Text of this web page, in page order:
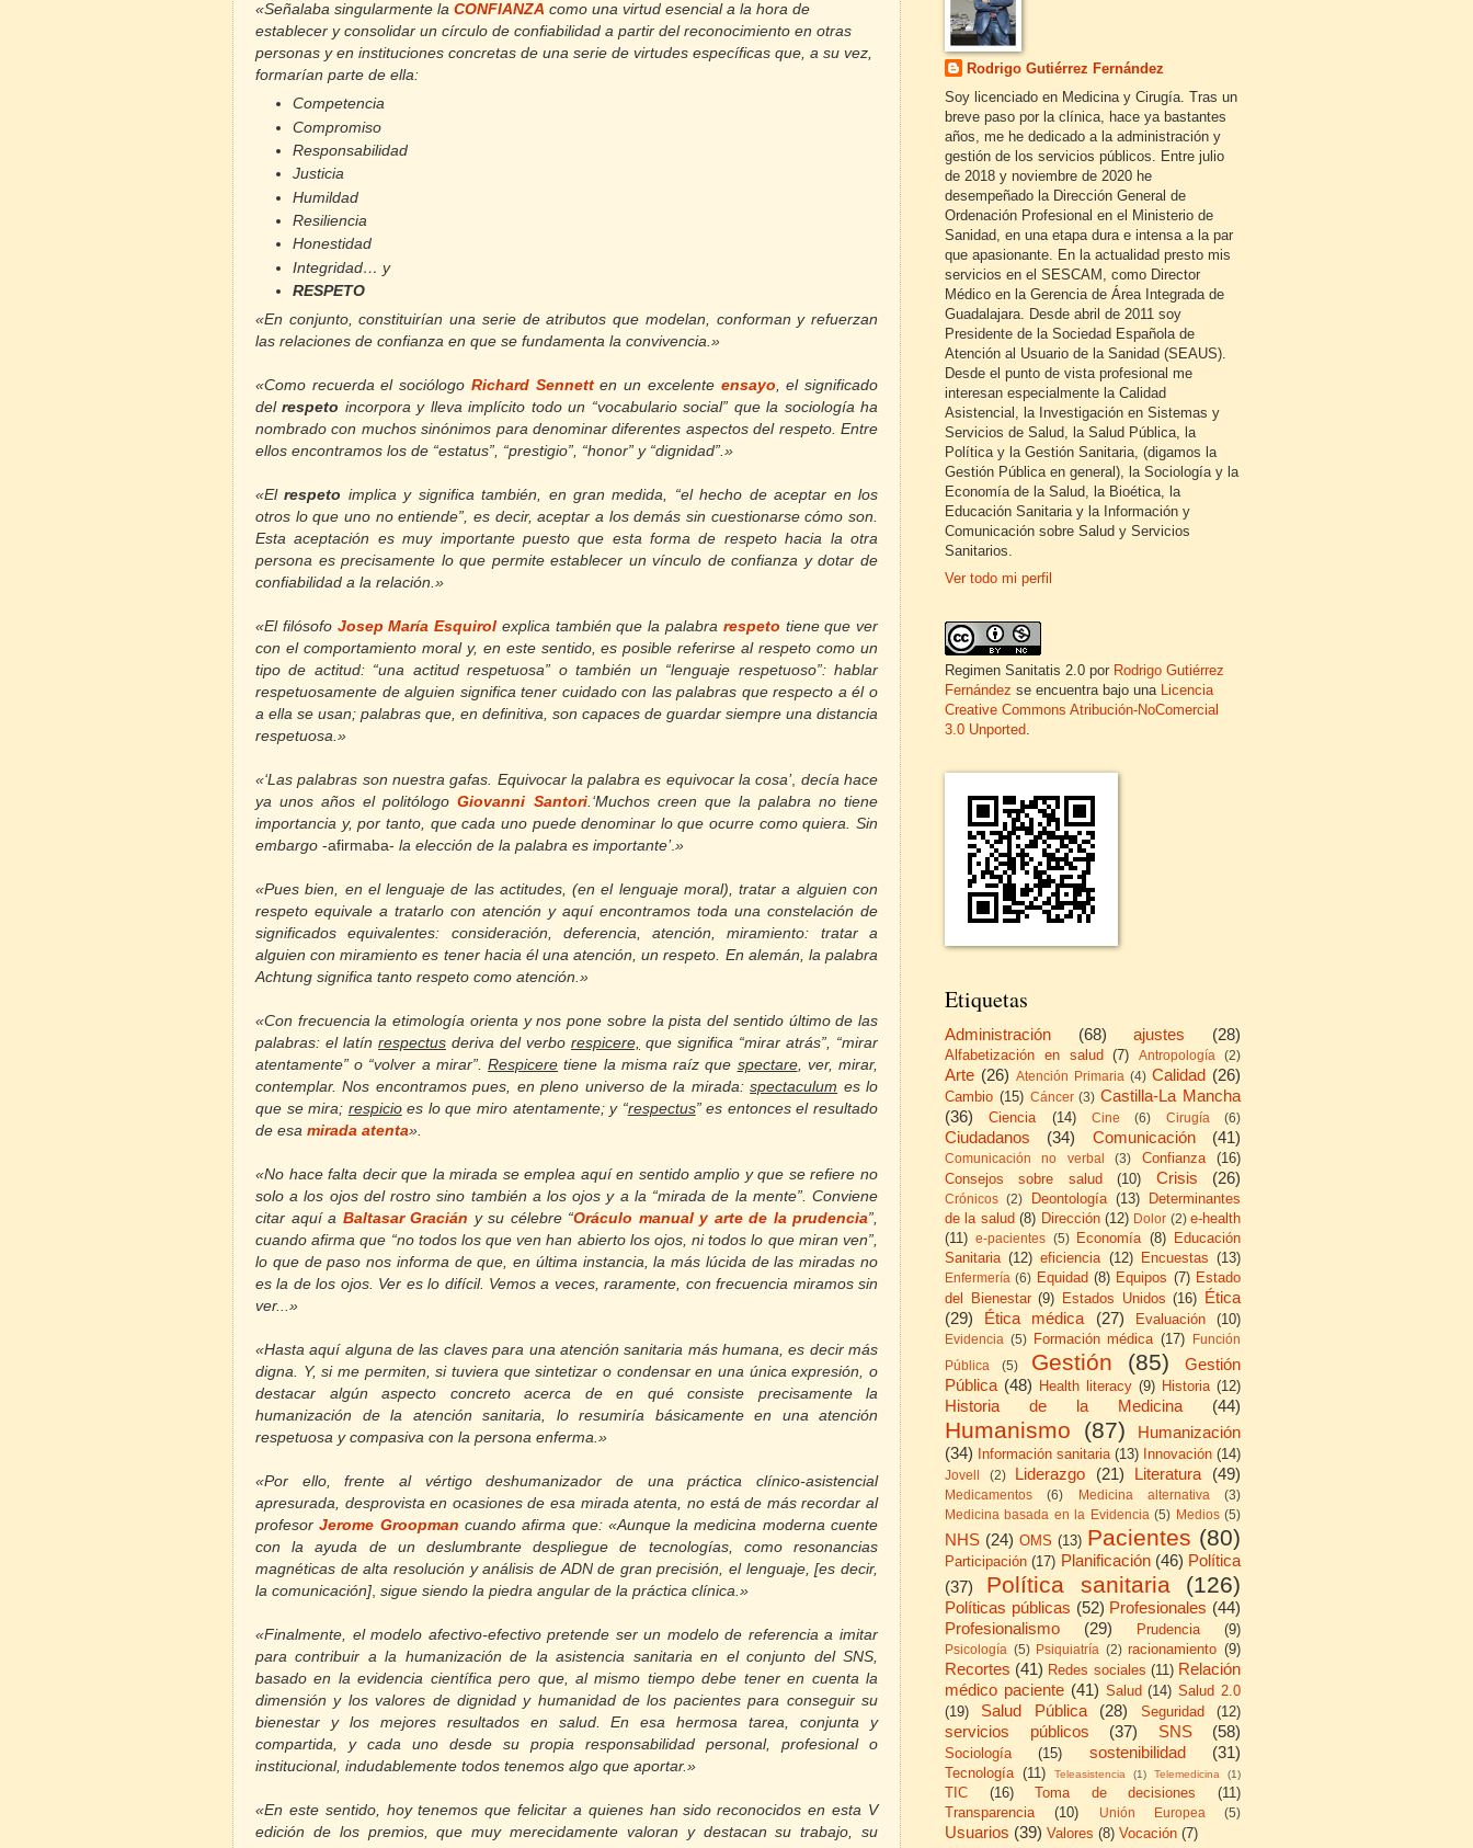
«Señalaba singularmente la CONFIANZA como una virtud esencial a la hora de
establecer y consolidar un círculo de confiabilidad a partir del reconocimiento en otras
personas y en instituciones concretas de una serie de virtudes específicas que, a su vez,
formarían parte de ella:
Competencia
Compromiso
Responsabilidad
Justicia
Humildad
Resiliencia
Honestidad
Integridad… y
RESPETO
«En conjunto, constituirían una serie de atributos que modelan, conforman y refuerzan
las relaciones de confianza en que se fundamenta la convivencia.»
«Como recuerda el sociólogo Richard Sennett en un excelente ensayo
el significado
delrespeto incorpora y lleva implícito todo un “vocabulario social” que la sociología ha
nombrado con muchos sinónimos para denominar diferentes aspectos del respeto. Entre
ellos encontramos los de “estatus”, “prestigio”, “honor” y “dignidad”.»
«Elrespeto implica y significa también, en gran medida, “el hecho de aceptar en los
otros lo que uno no entiende”, es decir, aceptar a los demás sin cuestionarse cómo son.
Esta aceptación es muy importante puesto que esta forma de respeto hacia la otra
persona es precisamente lo que permite establecer un vínculo de confianza y dotar de
confiabilidad a la relación.»
«El filósofo Josep María Esquirol explica también que la palabra respeto tiene que ver
con el comportamiento moral y, en este sentido, es posible referirse al respeto como un
tipo de actitud: “una actitud respetuosa” o también un “lenguaje respetuoso”: hablar
respetuosamente de alguien significa tener cuidado con las palabras que respecto a él o
a ella se usan; palabras que, en definitiva, son capaces de guardar siempre una distancia
respetuosa.»
«‘Las palabras son nuestra gafas. Equivocar la palabra es equivocar la cosa’, decía hace
ya unos años el politólogoGiovanni Santori. ‘Muchos creen que la palabra no tiene
importancia y, por tanto, que cada uno puede denominar lo que ocurre como quiera. Sin
embargo -afirmaba- la elección de la palabra es importante’. »
«Pues bien, en el lenguaje de las actitudes, (en el lenguaje moral), tratar a alguien con
respeto equivale a tratarlo con atención y aquí encontramos toda una constelación de
significados equivalentes: consideración, deferencia, atención, miramiento: tratar a
alguien con miramiento es tener hacia él una atención, un respeto. En alemán, la palabra
Achtung significa tanto respeto como atención.»
«Con frecuencia la etimología orienta y nos pone sobre la pista del sentido último de las
palabras: el latín respectus deriva del verbo respicere, que significa “mirar atrás”, “mirar
atentamente” o “volver a mirar”.Respicere tiene la misma raíz que spectare, ver, mirar,
contemplar. Nos encontramos pues, en pleno universo de la mirada:spectaculum es lo
que se mira; respicioes lo que miro atentamente; y “respectus” es entonces el resultado
de esa mirada atenta».
«No hace falta decir que la mirada se emplea aquí en sentido amplio y que se refiere no
solo a los ojos del rostro sino también a los ojos y a la “mirada de la mente”. Conviene
citar aquí a Baltasar Gracián y su célebre “Oráculo manual y arte de la prudencia”,
cuando afirma que “no todos los que ven han abierto los ojos, ni todos lo que miran ven”,
lo que de paso nos informa de que, en última instancia, la más lúcida de las miradas no
es la de los ojos. Ver es lo difícil. Vemos a veces, raramente, con frecuencia miramos sin
ver...»
«Hasta aquí alguna de las claves para una atención sanitaria más humana, es decir más
digna. Y, si me permiten, si tuviera que sintetizar o condensar en una única expresión, o
destacar algún aspecto concreto acerca de en qué consiste precisamente la
humanización de la atención sanitaria, lo resumiría básicamente en una atención
respetuosa y compasiva con la persona enferma.»
«Por ello, frente al vértigo deshumanizador de una práctica clínico-asistencial
apresurada, desprovista en ocasiones de esa mirada atenta, no está de más recordar al
profesorJerome Groopman cuando afirma que: «Aunque la medicina moderna cuente
con la ayuda de un deslumbrante despliegue de tecnologías, como resonancias
magnéticas de alta resolución y análisis de ADN de gran precisión, el lenguaje, [es decir,
la comunicación] sigue siendo la piedra angular de la práctica clínica.»
«Finalmente, el modelo afectivo-efectivo pretende ser un modelo de referencia a imitar
para contribuir a la humanización de la asistencia sanitaria en el conjunto del SNS,
basado en la evidencia científica pero que, al mismo tiempo debe tener en cuenta la
dimensión y los valores de dignidad y humanidad de los pacientes para conseguir su
bienestar y los mejores resultados en salud. En esa hermosa tarea, conjunta y
compartida, y cada uno desde su propia responsabilidad personal, profesional o
institucional, indudablemente todos tenemos algo que aportar.»
«En este sentido, hoy tenemos que felicitar a quienes han sido reconocidos en esta V
edición de los premios, que muy merecidamente valoran y destacan su trabajo, su
Rodrigo Gutiérrez Fernández
Soy licenciado en Medicina y Cirugía. Tras un
breve paso por la clínica, hace ya bastantes
años, me he dedicado a la administración y
gestión de los servicios públicos. Entre julio
de 2018 y noviembre de 2020 he
desempeñado la Dirección General de
Ordenación Profesional en el Ministerio de
Sanidad, en una etapa dura e intensa a la par
que apasionante. En la actualidad presto mis
servicios en el SESCAM, como Director
Médico en la Gerencia de Área Integrada de
Guadalajara. Desde abril de 2011 soy
Presidente de la Sociedad Española de
Atención al Usuario de la Sanidad (SEAUS).
Desde el punto de vista profesional me
interesan especialmente la Calidad
Asistencial, la Investigación en Sistemas y
Servicios de Salud, la Salud Pública, la
Política y la Gestión Sanitaria, (digamos la
Gestión Pública en general), la Sociología y la
Economía de la Salud, la Bioética, la
Educación Sanitaria y la Información y
Comunicación sobre Salud y Servicios
Sanitarios.
Ver todo mi perfil
Regimen Sanitatis 2.0 por Rodrigo Gutiérrez
Fernández se encuentra bajo una Licencia
Creative Commons Atribución-NoComercial
3.0 Unported
Etiquetas
Administración (68) ajustes (28)
Alfabetización en salud (7) Antropología (2)
Arte (26) Atención Primaria (4) Calidad (26)
Cambio (15) Cáncer (3) Castilla-La Mancha
(36)
Ciencia (14) Cine (6) Cirugía (6)
Ciudadanos (34) Comunicación (41)
Comunicación no verbal (3) Confianza
(16)
Consejos sobre salud
(10) Crisis (26)
Crónicos (2) Deontología (13)
Determinantes
de la salud (8) Dirección (12) Dolor (2) e-health
(11)
e-pacientes (5) Economía (8) Educación
Sanitaria (12) eficiencia (12) Encuestas (13)
Enfermería (6) Equidad (8) Equipos (7) Estado
del Bienestar (9) Estados Unidos (16) Ética
(29)
Ética médica (27) Evaluación (10)
Evidencia (5) Formación médica (17)
Función
Pública
(5) Gestión (85)
Gestión
Pública (48) Health literacy (9) Historia (12)
Historia de la Medicina (44)
Humanismo (87)
Humanización
(34) Información sanitaria (13) Innovación (14)
Jovell (2) Liderazgo (21) Literatura (49)
Medicamentos (6) Medicina alternativa
(3)
Medicina basada en la Evidencia (5) Medios (5)
NHS (24) OMS (13) Pacientes (80)
Participación (17) Planificación (46) Política
(37)
Política sanitaria (126)
Políticas públicas (52) Profesionales (44)
Profesionalismo
(29) Prudencia (9)
Psicología (5) Psiquiatría (2) racionamiento (9)
Recortes (41) Redes sociales (11) Relación
médico paciente (41) Salud (14) Salud 2.0
(19)
Salud Pública (28) Seguridad (12)
servicios públicos (37) SNS (58)
Sociología (15) sostenibilidad (31)
Tecnología (11) Teleasistencia (1) Telemedicina (1)
TIC (16) Toma de decisiones
(11)
Transparencia
(10) Unión Europea (5)
Usuarios (39) Valores (8) Vocación (7)